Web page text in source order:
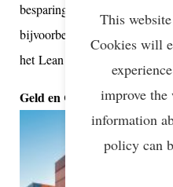
besparingspotentieel en
bijvoorbeeld stadslogistiek:
het Lean & Green programma.
Geld en CO2 besparen in
This
Cookies will
improve the
information
policy can